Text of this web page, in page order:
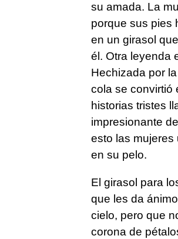
su amada. La
porque sus pies
en un girasol
él. Otra leyenda
Hechizada por
cola se convirtió
historias tristes
impresionante
esto las mujeres
en su pelo.
El girasol para
que les da
cielo, pero que
corona de